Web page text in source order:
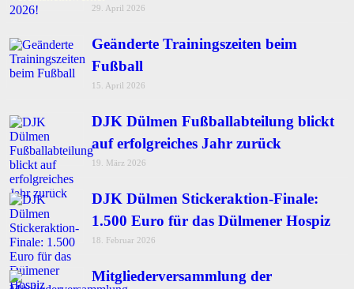
29. April 2026
Geänderte Trainingszeiten beim
Fußball
15. April 2026
DJK Dülmen Fußballabteilung blickt
auf erfolgreiches Jahr zurück
19. März 2026
DJK Dülmen Stickeraktion-Finale:
1.500 Euro für das Dülmener Hospiz
18. Februar 2026
Mitgliederversammlung der